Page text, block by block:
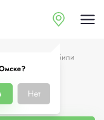
Нет
Цены на автомобили